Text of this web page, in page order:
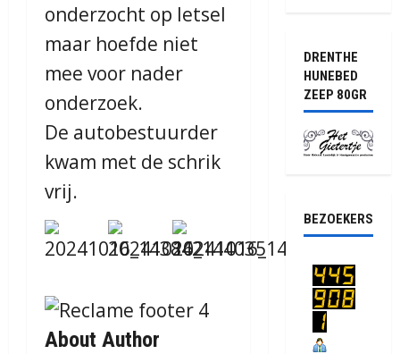
onderzocht op letsel
maar hoefde niet
mee voor nader
onderzoek.
De autobestuurder
kwam met de schrik
vrij.
About Author
DRENTHE
HUNEBED
ZEEP 80GR
BEZOEKERS